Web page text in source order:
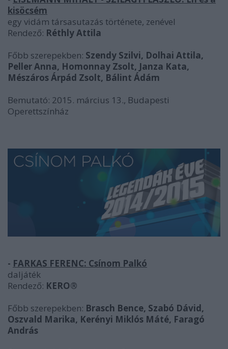
kisöcsém
egy vidám társasutazás története, zenével
Rendező: Réthly Attila
Főbb szerepekben: Szendy Szilvi, Dolhai Attila,
Peller Anna, Homonnay Zsolt, Janza Kata,
Mészáros Árpád Zsolt, Bálint Ádám
Bemutató: 2015. március 13., Budapesti
Operettszínház
- FARKAS FERENC: Csínom Palkó
daljáték
Rendező: KERO®
Főbb szerepekben: Brasch Bence, Szabó Dávid,
Oszvald Marika, Kerényi Miklós Máté, Faragó
András